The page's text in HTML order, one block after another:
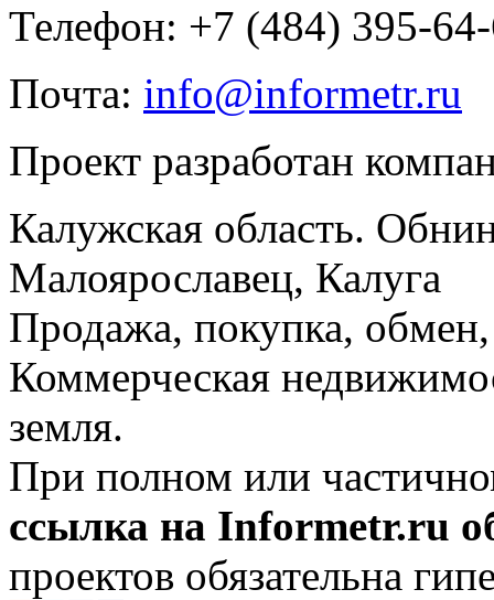
Телефон: +7 (484) 395-
Почта: info@informetr.ru
Проект разработан
Калужская область.
Малоярославец, Калуга
Продажа, покупка, обмен,
Коммерческая
земля.
При полном или
ссылка на Informetr.ru
проектов обязательна